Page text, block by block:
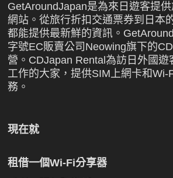
GetAroundJapan是為來日遊客提
網站。從旅行折扣交通票券到日本
都能提供最新鮮的資訊。
字號EC販賣公司Neowing旗下的
營。CDJapan Rental為訪日外國遊
工作的大家，提供SIM上網卡和Wi-
務。
現在就
租借一個Wi-Fi分享器